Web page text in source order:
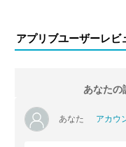
アプリブユーザーレビ
あなたの
あなた アカウ